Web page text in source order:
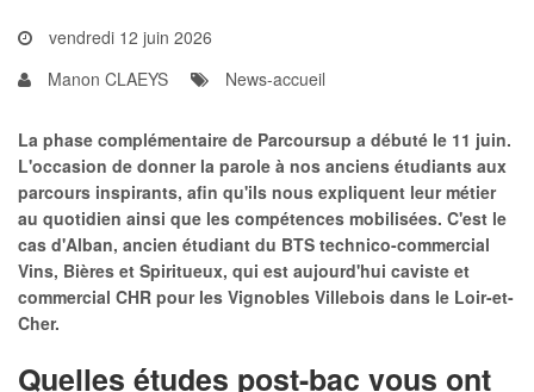
vendredi 12 juin 2026
Manon CLAEYS
News-accueil
La phase complémentaire de Parcoursup a débuté le 11 juin.
L'occasion de donner la parole à nos anciens étudiants aux
parcours inspirants, afin qu'ils nous expliquent leur métier
au quotidien ainsi que les compétences mobilisées. C'est le
cas d'Alban, ancien étudiant du BTS technico-commercial
Vins, Bières et Spiritueux, qui est aujourd'hui caviste et
commercial CHR pour les Vignobles Villebois dans le Loir-et-
Cher.
Quelles études post-bac vous ont